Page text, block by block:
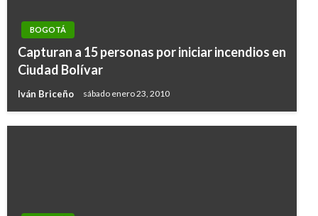
BOGOTÁ
Capturan a 15 personas por iniciar incendios en
Ciudad Bolívar
Iván Briceño sábado enero 23, 2010